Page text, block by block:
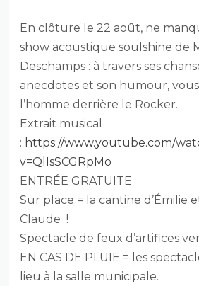
En clôture le 22 août, ne
show acoustique soulshine de
Deschamps : à travers ses
anecdotes et son humour,
l’homme derrière le Rocker.
Extrait musical
: https://www.youtube.com/
v=QlIsSCGRpMo
ENTRÉE GRATUITE
Sur place = la cantine d’Émilie
Claude !
Spectacle de feux d’artifices
EN CAS DE PLUIE = les
lieu à la salle municipale.